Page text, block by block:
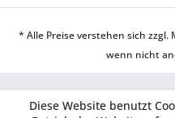
* Alle Preise verstehen sich
wenn nicht
Diese Website benutzt